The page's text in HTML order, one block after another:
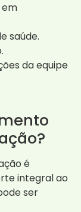
em
saúde.
da equipe
é
integral ao
ser